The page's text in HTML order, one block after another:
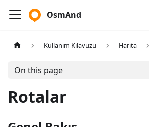
OsmAnd
Kullanım Kılavuzu Harita
On this page
Rotalar